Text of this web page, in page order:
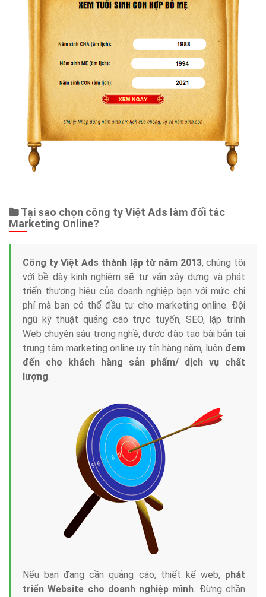
Tại sao chọn công ty Việt Ads làm đối tác
Marketing Online?
Công ty Việt Ads thành lập từ năm 2013, chúng tôi
với bề dày kinh nghiệm sẽ tư vấn xây dựng và phát
triển thương hiệu của doanh nghiệp bạn với mức chi
phí mà bạn có thể đầu tư cho marketing online. Đội
ngũ kỹ thuật quảng cáo trực tuyến, SEO, lập trình
Web chuyên sâu trong nghề, được đào tạo bài bản tại
trung tâm marketing online uy tín hàng năm, luôn đem
đến cho khách hàng sản phẩm/ dịch vụ chất
lượng.
Nếu bạn đang cần quảng cáo, thiết kế web, phát
triển Website cho doanh nghiệp mình. Đừng chần